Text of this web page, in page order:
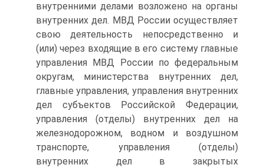
внутренними делами возложено на органы
внутренних дел. МВД России осуществляет
свою деятельность непосредственно и
(или) через входящие в его систему главные
управления МВД России по федеральным
округам, министерства внутренних дел,
главные управления, управления внутренних
дел субъектов Российской Федерации,
управления (отделы) внутренних дел на
железнодорожном, водном и воздушном
транспорте, управления (отделы)
внутренних дел в закрытых